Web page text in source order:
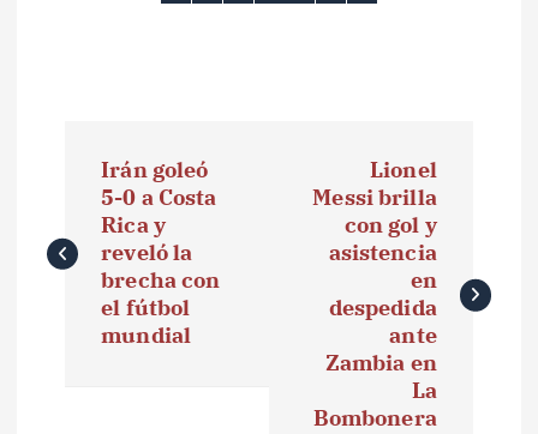
v
Irán goleó
5-0 a Costa
Rica y
reveló la
brecha con
el fútbol
mundial
Lionel
Messi brilla
con gol y
asistencia
en
despedida
ante
Zambia en
La
Bombonera